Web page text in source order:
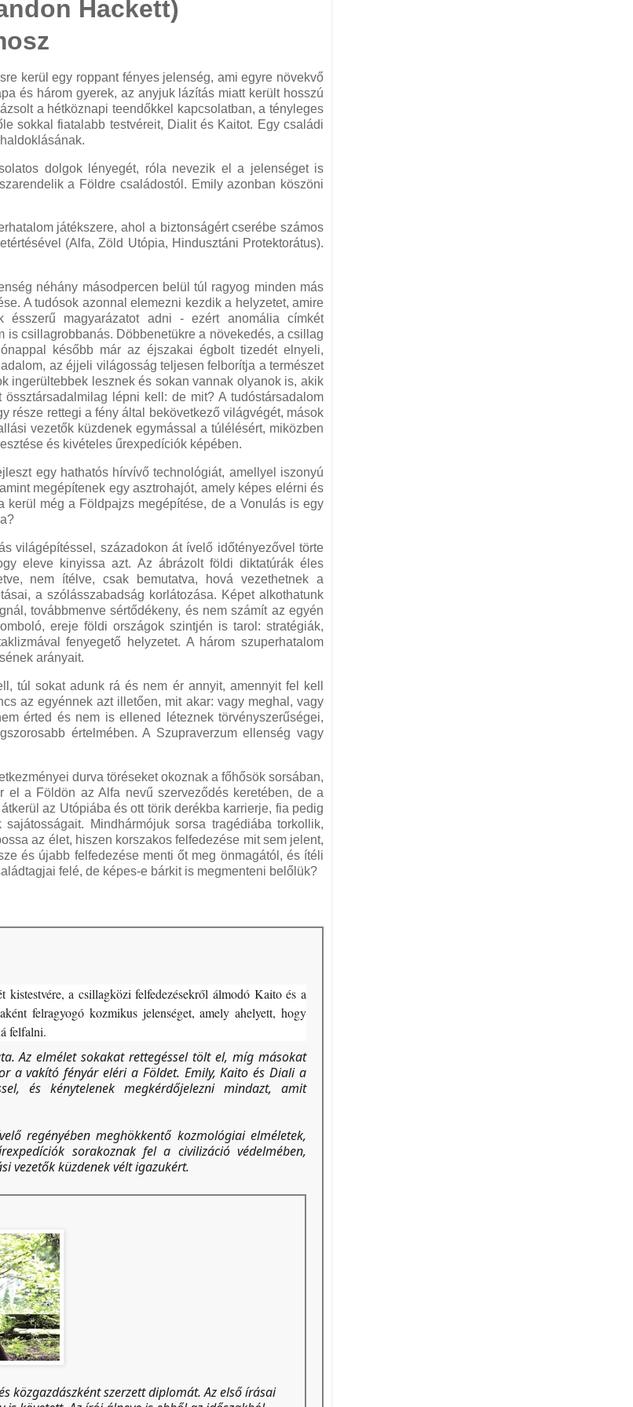
Hackett)
kerül egy roppant fényes jelenség, ami egyre növekvő
és három gyerek, az anyjuk lázítás miatt került hosszú
a hétköznapi teendőkkel kapcsolatban, a tényleges
sokkal fiatalabb testvéreit, Dialit és Kaitot. Egy családi
dolgok lényegét, róla nevezik el a jelenséget is
a Földre családostól. Emily azonban köszöni
játékszere, ahol a biztonságért cserébe számos
(Alfa, Zöld Utópia, Hindusztáni Protektorátus).
néhány másodpercen belül túl ragyog minden más
A tudósok azonnal elemezni kezdik a helyzetet, amire
ésszerű magyarázatot adni - ezért anomália címkét
is csillagrobbanás. Döbbenetükre a növekedés, a csillag
később már az éjszakai égbolt tizedét elnyeli,
az éjjeli világosság teljesen felborítja a természet
ingerültebbek lesznek és sokan vannak olyanok is, akik
lépni kell: de mit? A tudóstársadalom
része rettegi a fény által bekövetkező világvégét, mások
vezetők küzdenek egymással a túlélésért, miközben
és kivételes űrexpedíciók képében.
egy hathatós hírvívő technológiát, amellyel iszonyú
megépítenek egy asztrohajót, amely képes elérni és
még a Földpajzs megépítése, de a Vonulás is egy
világépítéssel, századokon át ívelő időtényezővel törte
eleve kinyissa azt. Az ábrázolt földi diktatúrák éles
nem ítélve, csak bemutatva, hová vezethetnek a
a szólásszabadság korlátozása. Képet alkothatunk
továbbmenve sértődékeny, és nem számít az egyén
ereje földi országok szintjén is tarol: stratégiák,
fenyegető helyzetet. A három szuperhatalom
arányait.
túl sokat adunk rá és nem ér annyit, amennyit fel kell
az egyénnek azt illetően, mit akar: vagy meghal, vagy
érted és nem is ellened léteznek törvényszerűségei,
értelmében. A Szupraverzum ellenség vagy
durva töréseket okoznak a főhősök sorsában,
el a Földön az Alfa nevű szerveződés keretében, de a
az Utópiába és ott törik derékba karrierje, fia pedig
Mindhármójuk sorsa tragédiába torkollik,
az élet, hiszen korszakos felfedezése mit sem jelent,
és újabb felfedezése menti őt meg önmagától, és ítéli
felé, de képes-e bárkit is megmenteni belőlük?
a csillagközi felfedezésekről álmodó Kaito és a
felragyogó kozmikus jelenséget, amely ahelyett, hogy
felfalni.
Az elmélet sokakat rettegéssel tölt el, míg másokat
a vakító fényár eléri a Földet. Emily, Kaito és Diali a
és kénytelenek megkérdőjelezni mindazt, amit
regényében meghökkentő kozmológiai elméletek,
sorakoznak fel a civilizáció védelmében,
vezetők küzdenek vélt igazukért.
közgazdászként szerzett diplomát. Az első írásai